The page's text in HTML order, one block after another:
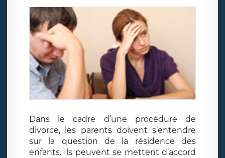
Dans le cadre d’une procédure de
divorce, les parents doivent s’entendre
sur la question de la résidence des
enfants. Ils peuvent se mettent d’accord